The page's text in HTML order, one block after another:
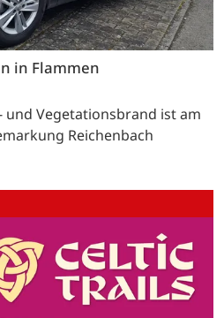
in Flammen
und Vegetationsbrand ist am
Reichenbach